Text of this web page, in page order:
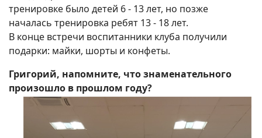
тренировке было детей 6 - 13 лет, но позже
началась тренировка ребят 13 - 18 лет.
В конце встречи воспитанники клуба получили
подарки: майки, шорты и конфеты.
Григорий, напомните, что знаменательного
произошло в прошлом году?